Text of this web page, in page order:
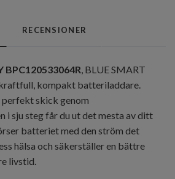
RECENSIONER
BPC120533064R , BLUE SMART
kompakt batteriladdare.
skick genom
i sju steg får du ut det mesta av ditt
batteriet med den ström det
hälsa och säkerställer en bättre
livstid.